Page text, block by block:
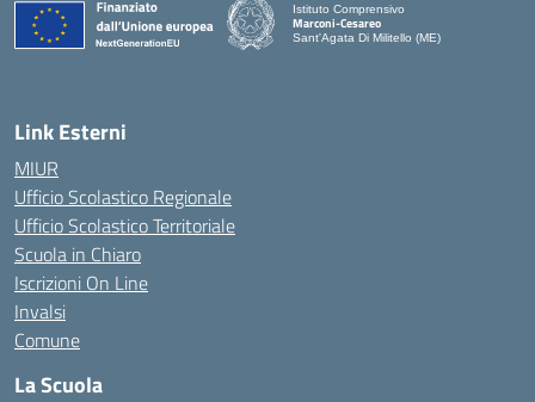
Istituto Comprensivo
Marconi-Cesareo
Sant'Agata Di Militello (ME)
Link Esterni
MIUR
Ufficio Scolastico Regionale
Ufficio Scolastico Territoriale
Scuola in Chiaro
Iscrizioni On Line
Invalsi
Comune
La Scuola